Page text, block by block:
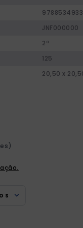
JNF000000
2ª
125
20,50 x